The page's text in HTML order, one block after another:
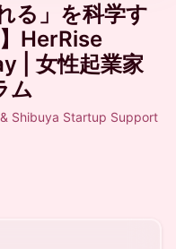
る」を科学す
HerRise
| 女性起業家
ム
Shibuya Startup Support